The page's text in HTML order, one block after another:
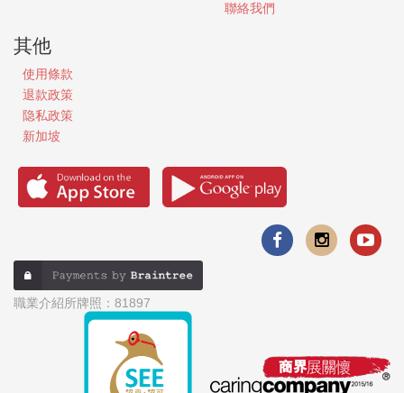
聯絡我們
其他
使用條款
退款政策
隐私政策
新加坡
職業介紹所牌照：81897